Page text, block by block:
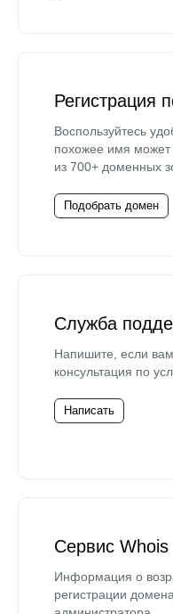
Регистрация
Воспользуйтесь
похожее имя может
из 700+ доменных
Подобрать домен
Служба
Напишите, если
консультация по
Написать
Сервис Whois
Информация о
регистрации